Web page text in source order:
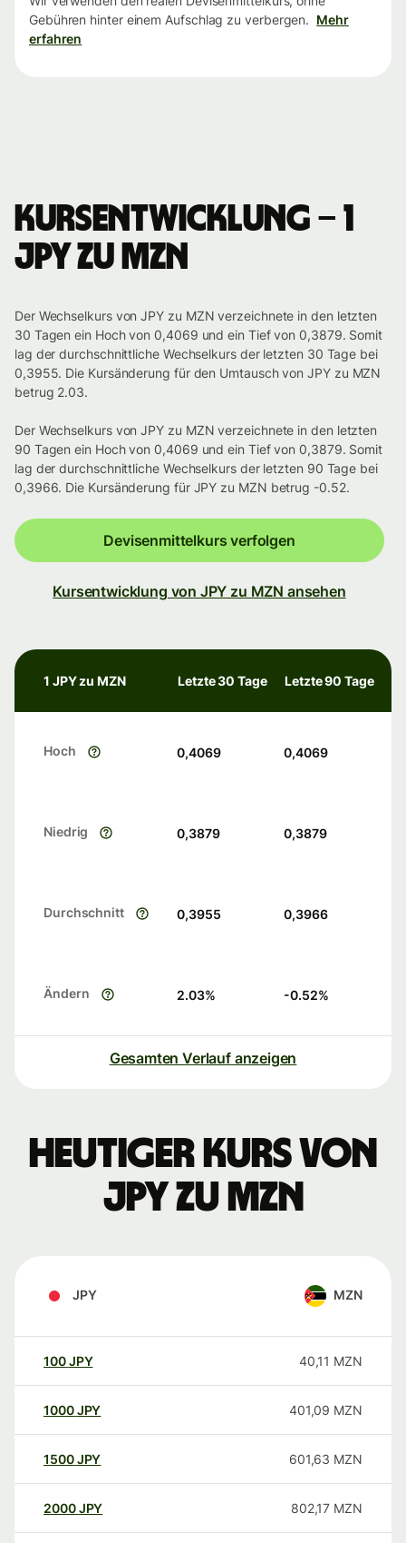
Gebühren hinter einem Aufschlag zu verbergen. Mehr
erfahren
Kursentwicklung – 1
JPY zu MZN
Der Wechselkurs von JPY zu MZN verzeichnete in den letzten
30 Tagen ein Hoch von 0,4069 und ein Tief von 0,3879. Somit
lag der durchschnittliche Wechselkurs der letzten 30 Tage bei
0,3955. Die Kursänderung für den Umtausch von JPY zu MZN
betrug 2.03.
Der Wechselkurs von JPY zu MZN verzeichnete in den letzten
90 Tagen ein Hoch von 0,4069 und ein Tief von 0,3879. Somit
lag der durchschnittliche Wechselkurs der letzten 90 Tage bei
0,3966. Die Kursänderung für JPY zu MZN betrug -0.52.
Devisenmittelkurs verfolgen
Kursentwicklung von JPY zu MZN ansehen
1 JPY zu MZN Letzte 30 Tage Letzte 90 Tage
Hoch 0,4069 0,4069
Niedrig 0,3879 0,3879
Durchschnitt 0,3955 0,3966
Ändern 2.03% -0.52%
Gesamten Verlauf anzeigen
Heutiger Kurs von
JPY zu MZN
JPY MZN
100JPY 40,11 MZN
1000JPY 401,09 MZN
1500JPY 601,63 MZN
2000JPY 802,17 MZN